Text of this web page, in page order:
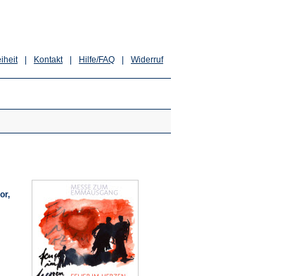
Widerruf
Hilfe/FAQ
Kontakt